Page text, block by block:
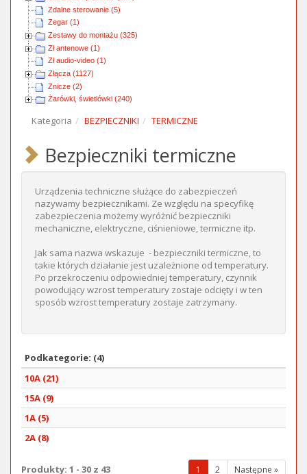
Zdalne sterowanie (5)
Zegar (1)
Zestawy do montażu (325)
Zł antenowe (1)
Zł audio-video (1)
Złącza (1127)
Znicze (2)
Żarówki, świetlówki (240)
Kategoria BEZPIECZNIKI TERMICZNE
Bezpieczniki termiczne
Urządzenia techniczne służące do zabezpieczeń
nazywamy bezpiecznikami. Ze względu na specyfikę
zabezpieczenia możemy wyróżnić bezpieczniki
mechaniczne, elektryczne, ciśnieniowe, termiczne itp.
Jak sama nazwa wskazuje - bezpieczniki termiczne, to
takie których działanie jest uzależnione od temperatury.
Po przekroczeniu odpowiedniej temperatury, czynnik
powodujący wzrost temperatury zostaje odcięty i w ten
sposób wzrost temperatury zostaje zatrzymany.
Podkategorie: (4)
10A (21)
15A (9)
1A (5)
2A (8)
1 (wybrana
2 Następne »
Produkty: 1 - 30 z 43